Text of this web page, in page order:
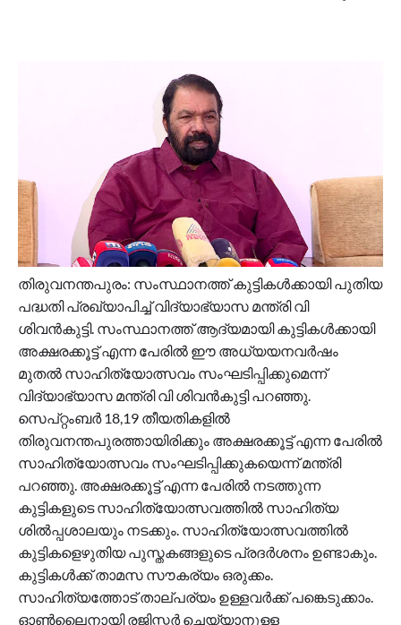
തിരുവനന്തപുരം: സംസ്ഥാനത്ത് കുട്ടികള്‍ക്കായി പുതിയ
പദ്ധതി പ്രഖ്യാപിച്ച് വിദ്യാഭ്യാസ മന്ത്രി വി
ശിവൻകുട്ടി. സംസ്ഥാനത്ത് ആദ്യമായി കുട്ടികള്‍ക്കായി
അക്ഷരക്കൂട്ട് എന്ന പേരിൽ ഈ അധ്യയനവര്‍ഷം
മുതൽ സാഹിത്യോത്സവം സംഘടിപ്പിക്കുമെന്ന്
വിദ്യാഭ്യാസ മന്ത്രി വി ശിവൻകുട്ടി പറഞ്ഞു.
സെപ്റ്റംബര്‍ 18,19 തീയതികളിൽ
തിരുവനന്തപുരത്തായിരിക്കും അക്ഷരക്കൂട്ട് എന്ന പേരിൽ
സാഹിത്യോത്സവം സംഘടിപ്പിക്കുകയെന്ന് മന്ത്രി
പറഞ്ഞു. അക്ഷരക്കൂട്ട് എന്ന പേരിൽ നടത്തുന്ന
കുട്ടികളുടെ സാഹിത്യോത്സവത്തിൽ സാഹിത്യ
ശിൽപ്പശാലയും നടക്കും. സാഹിത്യോത്സവത്തിൽ
കുട്ടികളെഴുതിയ പുസ്തകങ്ങളുടെ പ്രദർശനം ഉണ്ടാകും.
കുട്ടികൾക്ക് താമസ സൗകര്യം ഒരുക്കം.
സാഹിത്യത്തോട് താല്പര്യം ഉള്ളവർക്ക് പങ്കെടുക്കാം.
ഓൺലൈനായി രജിസ്റ്റർ ചെയ്യാനുള്ള